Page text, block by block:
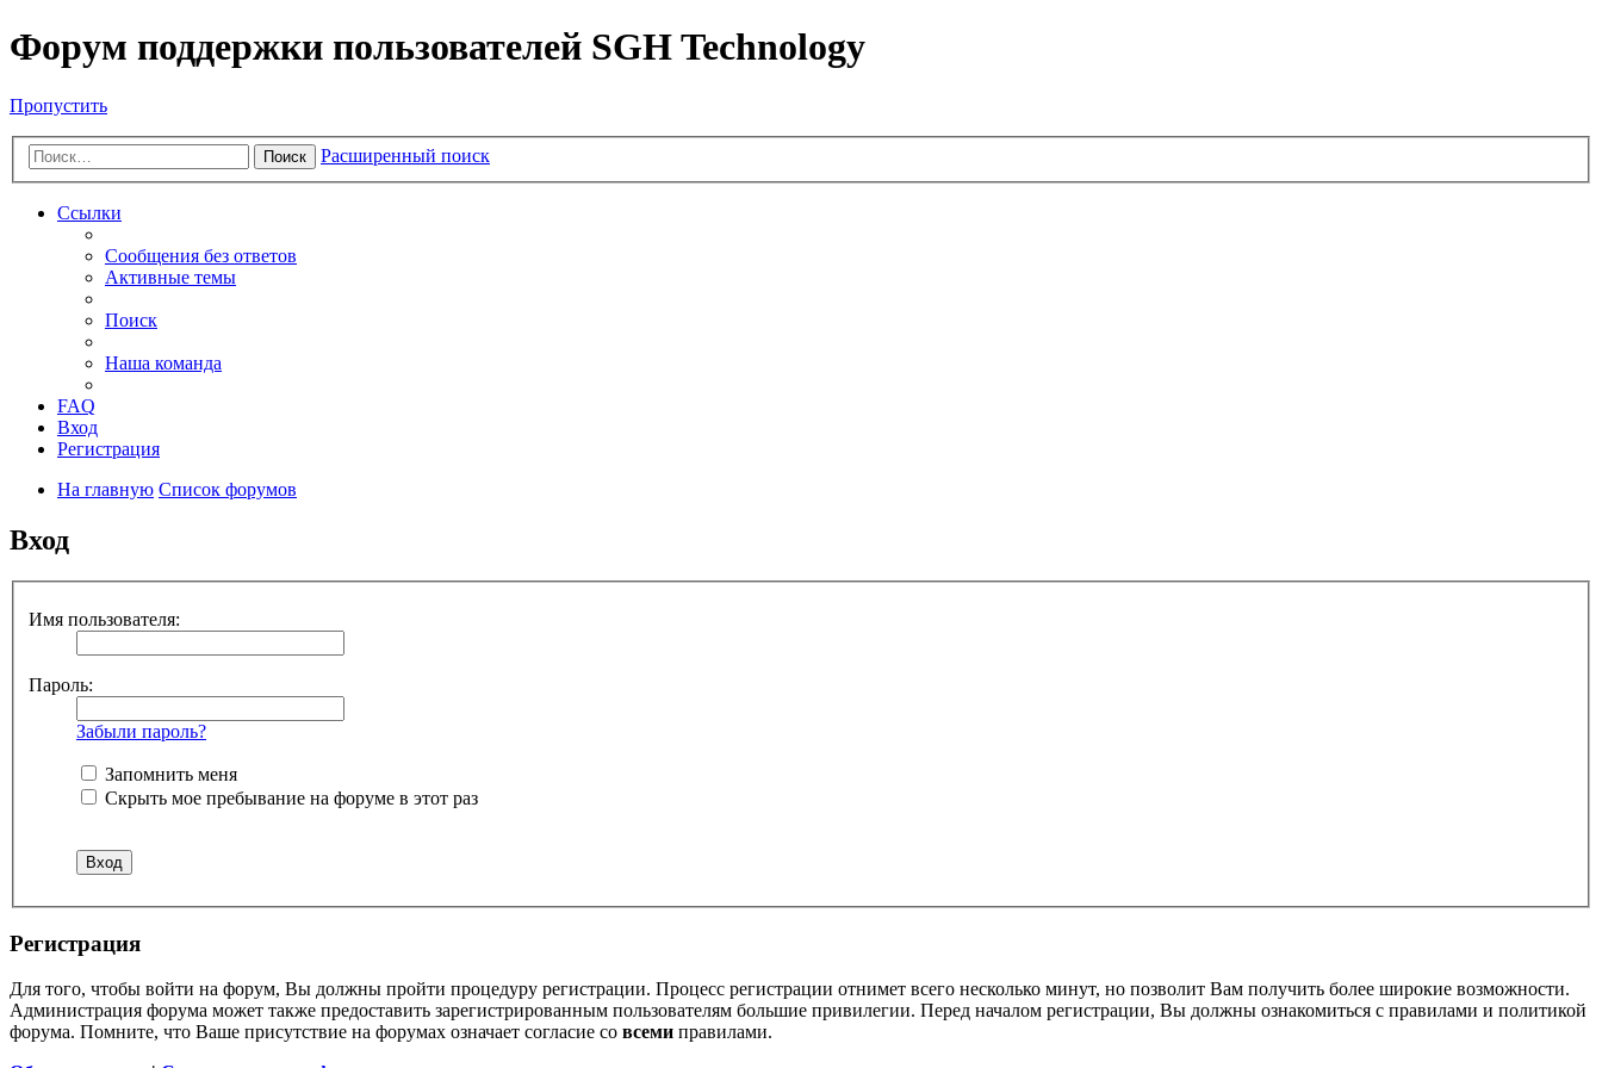
Форум поддержки пользователей SGH Technology
Пропустить
Поиск Расширенный поиск
Ссылки
Сообщения без ответов
Активные темы
Поиск
Наша команда
FAQ
Вход
Регистрация
На главную Список форумов
Вход
Имя пользователя:
Пароль:
Забыли пароль?
Запомнить меня
Скрыть мое пребывание на форуме в этот раз
Регистрация
Для того, чтобы войти на форум, Вы должны пройти процедуру регистрации. Процесс регистрации отнимет всего несколько минут, но позволит Вам получить более широкие возможности.
Администрация форума может также предоставить зарегистрированным пользователям большие привилегии. Перед началом регистрации, Вы должны ознакомиться с правилами и политикой
форума. Помните, что Ваше присутствие на форумах означает согласие со всеми правилами.